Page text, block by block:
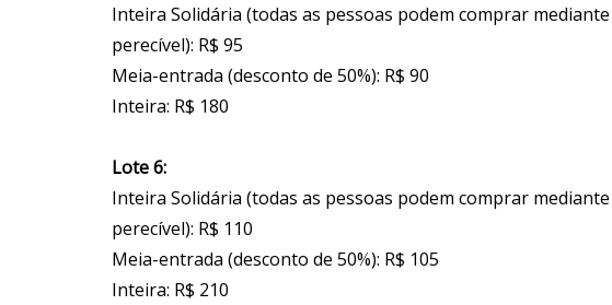
Inteira Solidária (todas as pessoas podem comprar
perecível): R$ 95
Meia-entrada (desconto de 50%): R$ 90
Inteira: R$ 180
Lote 6:
Inteira Solidária (todas as pessoas podem comprar
perecível): R$ 110
Meia-entrada (desconto de 50%): R$ 105
Inteira: R$ 210